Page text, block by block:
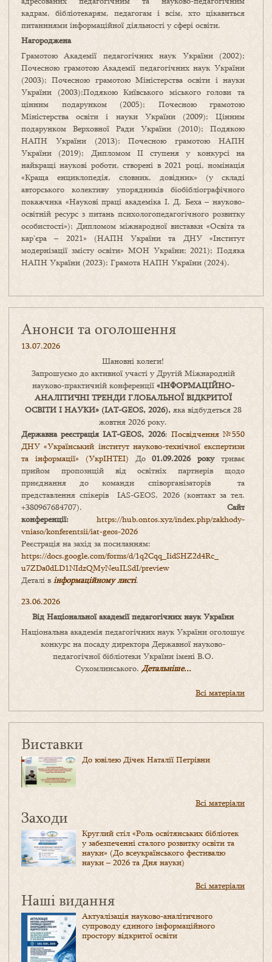
кадрам, бібліотекарям, педагогам і всім, хто цікавиться
питанннями інформаційної діяльності у сфері освіти.
Нагороджена
Грамотою Академії педагогічних наук України (2002);
Почесною грамотою Академії педагогічних наук України
(2003); Почесною грамотою Міністерства освіти і науки
України (2003);Подякою Київського міського голови та
цінним подарунком (2005); Почесною грамотою
Міністерства освіти і науки України (2009); Цінним
подарунком Верховної Ради України (2010); Подякою
НАПН України (2013); Почесною грамотою НАПН
України (2019); Дипломом ІІ ступеня у конкурсі на
найкращі наукові роботи, створені в 2021 році, номінація
«Краща енциклопедія, словник, довідник» (у складі
авторського колективу упорядників біобібліографічного
покажчика «Наукові праці академіка І. Д. Беха – науково-
освітній ресурс з питань психологопедагогічного розвитку
особистості»); Дипломом міжнародної виставки «Освіта та
кар’єра – 2021» (НАПН України та ДНУ «Інститут
модернізації змісту освіти» МОН України; 2021); Подяка
НАПН України (2023); Грамота НАПН України (2024).
Анонси та оголошення
13.07.2026
Шановні колеги!
Запрошуємо до активної участі у Другій Міжнародній
науково-практичній конференції «ІНФОРМАЦІЙНО-
АНАЛІТИЧНІ ТРЕНДИ ГЛОБАЛЬНОЇ ВІДКРИТОЇ
ОСВІТИ І НАУКИ» (IAT-GEOS, 2026),яка відбудеться 28
жовтня 2026 року.
Державна реєстрація IAT-GEOS, 2026: Посвідчення №550
ДНУ «Український інститут науково-технічної експертизи
та інформації» (УкрІНТЕІ) До01.09.2026 рокутриває
прийом пропозицій від освітніх партнерів щодо
приєднання до команди співорганізаторів та
представлення спікерів IAS-GEOS, 2026 (контакт за тел.
+380967684707). Сайт
конференції: https://hub.ontos.xyz/index.php/zakhody-
vniaso/konferentsii/iat-geos-2026
Реєстрація на захід за посиланням:
https://docs.google.com/forms/d/1q2Cqq_IidSHZ2d4Rc_
u7ZDa0dLD1NIdzQMyNeuILSdI/preview
Деталі в інформаційному листі.
23.06.2026
Від Національної академії педагогічних наук України
Національна академія педагогічних наук України оголошує
конкурс на посаду директора Державної науково-
педагогічної бібліотеки України імені В.О.
Сухомлинського. Детальніше...
Всі матеріали
Виставки
До ювілею Дічек Наталії Петрівни
Всі матеріали
Заходи
Круглий стіл «Роль освітянських бібліотек
у забезпеченні сталого розвитку освіти та
науки» (До всеукраїнського фестивалю
науки – 2026 та Дня науки)
Всі матеріали
Наші видання
Актуалізація науково-аналітичного
супроводу єдиного інформаційного
простору відкритої освіти